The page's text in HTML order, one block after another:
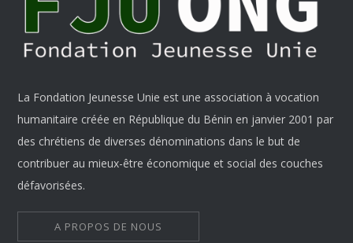
La Fondation Jeunesse Unie est une association à vocation
humanitaire créée en République du Bénin en janvier 2001 par
des chrétiens de diverses dénominations dans le but de
contribuer au mieux-être économique et social des couches
défavorisées.
A PROPOS DE NOUS